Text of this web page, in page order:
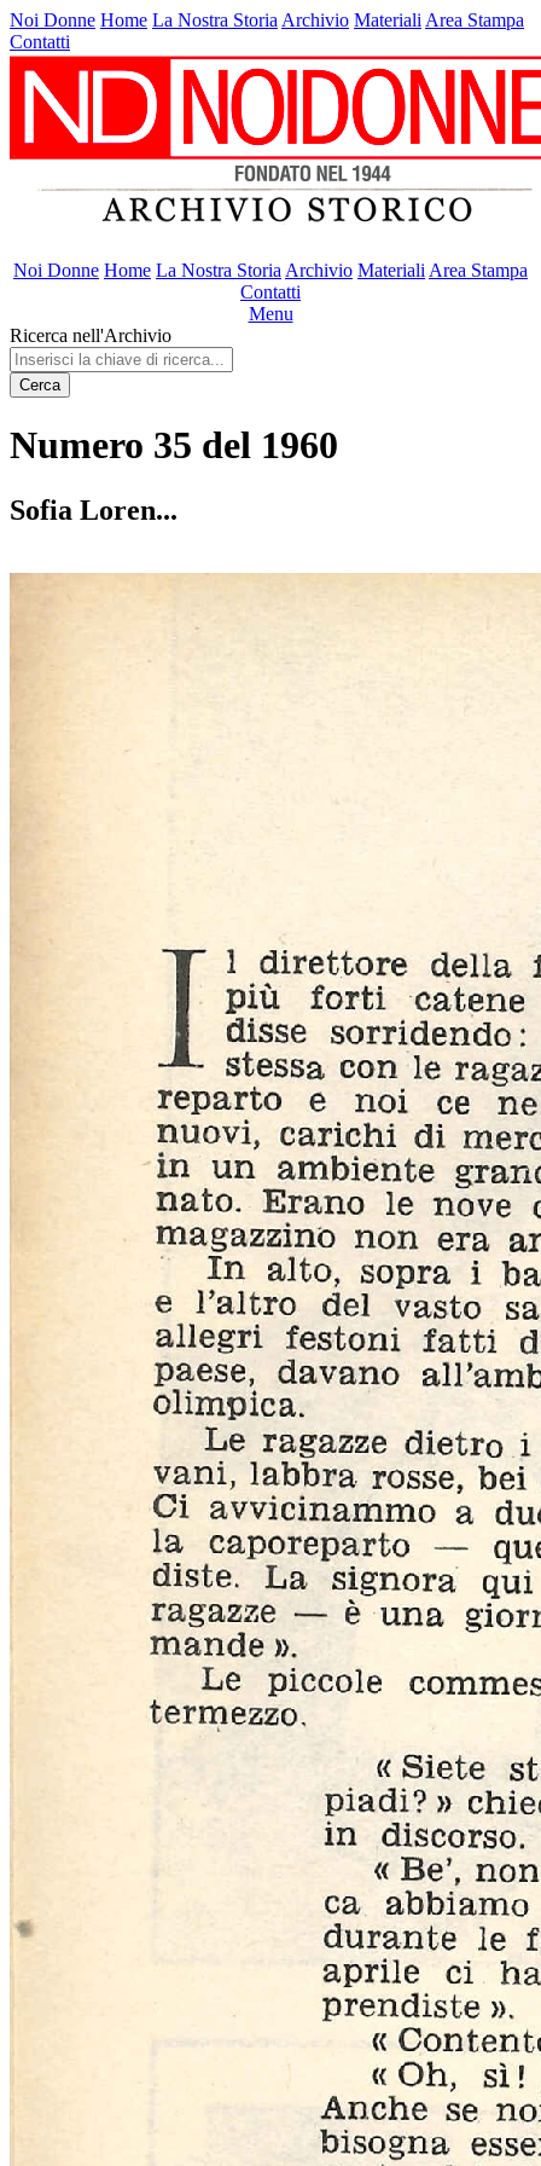
Noi Donne Home La Nostra Storia Archivio Materiali Area Stampa
Contatti
Noi Donne Home La Nostra Storia Archivio Materiali Area Stampa
Contatti
Menu
Ricerca nell'Archivio
Cerca
Numero 35 del 1960
Sofia Loren...